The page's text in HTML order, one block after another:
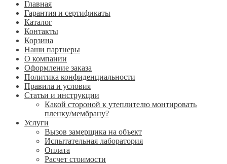
Главная
Гарантия и сертификаты
Каталог
Контакты
Корзина
Наши партнеры
О компании
Оформление заказа
Политика конфиденциальности
Правила и условия
Статьи и инструкции
Какой стороной к утеплителю монтировать
пленку/мембрану?
Услуги
Вызов замерщика на объект
Испытательная лаборатория
Оплата
Расчет стоимости